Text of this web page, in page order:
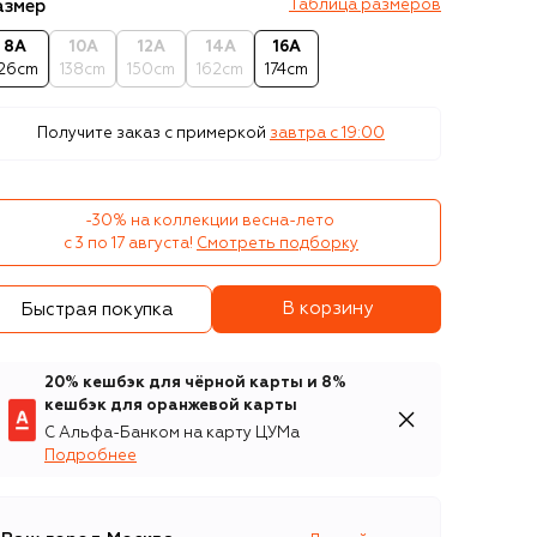
Таблица размеров
8A
10A
138cm
12A
150cm
14A
162cm
16A
174cm
Получите заказ с примеркой завтра c 19:00
-30% на коллекции весна-лето
с 3 по 17 августа! Смотреть подборку
Быстрая покупка В корзину
20% кешбэк для чёрной карты и 8%
кешбэк для оранжевой карты
С Альфа-Банком на карту ЦУМа
Подробнее